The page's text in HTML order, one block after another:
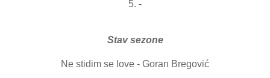
5. -
Stav sezone
Ne stidim se love - Goran Bregović